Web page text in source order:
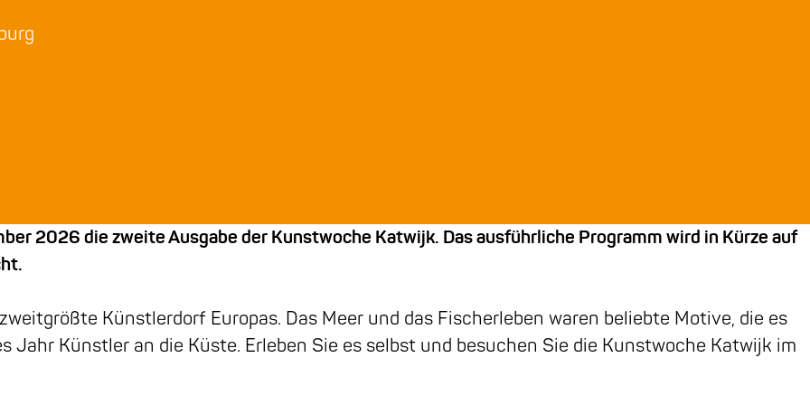
2026 die zweite Ausgabe der Kunstwoche Katwijk. Das ausführliche Programm wird in Kürze auf
Künstlerdorf Europas. Das Meer und das Fischerleben waren beliebte Motive, die es
Künstler an die Küste. Erleben Sie es selbst und besuchen Sie die Kunstwoche Katwijk im